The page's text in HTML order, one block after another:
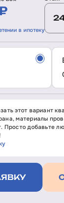
в ипотеку
этот вариант
материалы
Просто добавьте